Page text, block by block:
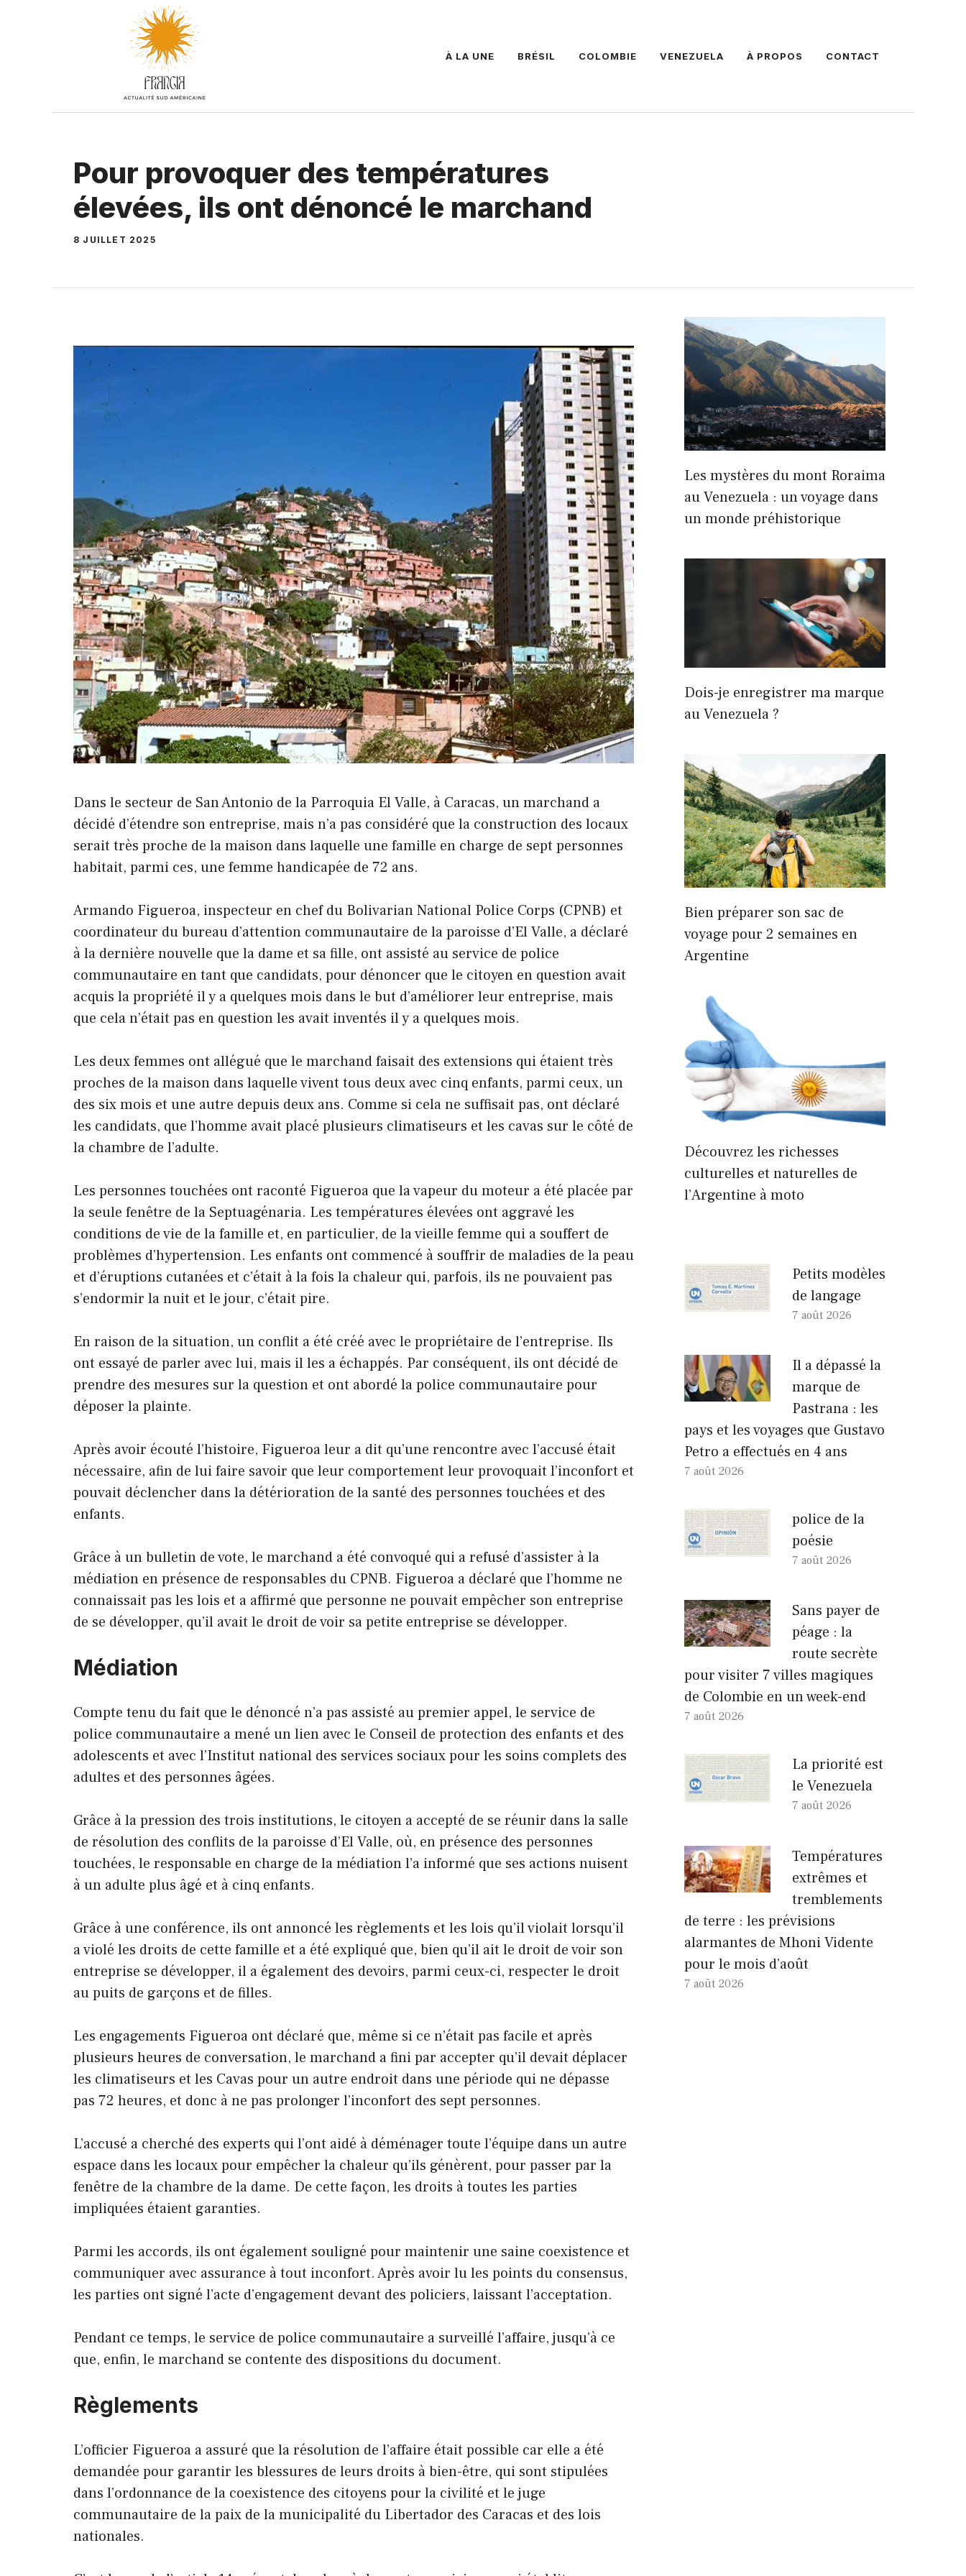
À LA UNE BRÉSIL COLOMBIE VENEZUELA À PROPOS CONTACT
Pour provoquer des températures
élevées, ils ont dénoncé le marchand
8 JUILLET 2025
Dans le secteur de San Antonio de la Parroquia El Valle, à Caracas, un marchand a
décidé d’étendre son entreprise, mais n’a pas considéré que la construction des locaux
serait très proche de la maison dans laquelle une famille en charge de sept personnes
habitait, parmi ces, une femme handicapée de 72 ans.
Armando Figueroa, inspecteur en chef du Bolivarian National Police Corps (CPNB) et
coordinateur du bureau d’attention communautaire de la paroisse d’El Valle, a déclaré
à la dernière nouvelle que la dame et sa fille, ont assisté au service de police
communautaire en tant que candidats, pour dénoncer que le citoyen en question avait
acquis la propriété il y a quelques mois dans le but d’améliorer leur entreprise, mais
que cela n’était pas en question les avait inventés il y a quelques mois.
Les deux femmes ont allégué que le marchand faisait des extensions qui étaient très
proches de la maison dans laquelle vivent tous deux avec cinq enfants, parmi ceux, un
des six mois et une autre depuis deux ans. Comme si cela ne suffisait pas, ont déclaré
les candidats, que l’homme avait placé plusieurs climatiseurs et les cavas sur le côté de
la chambre de l’adulte.
Les personnes touchées ont raconté Figueroa que la vapeur du moteur a été placée par
la seule fenêtre de la Septuagénaria. Les températures élevées ont aggravé les
conditions de vie de la famille et, en particulier, de la vieille femme qui a souffert de
problèmes d’hypertension. Les enfants ont commencé à souffrir de maladies de la peau
et d’éruptions cutanées et c’était à la fois la chaleur qui, parfois, ils ne pouvaient pas
s’endormir la nuit et le jour, c’était pire.
En raison de la situation, un conflit a été créé avec le propriétaire de l’entreprise. Ils
ont essayé de parler avec lui, mais il les a échappés. Par conséquent, ils ont décidé de
prendre des mesures sur la question et ont abordé la police communautaire pour
déposer la plainte.
Après avoir écouté l’histoire, Figueroa leur a dit qu’une rencontre avec l’accusé était
nécessaire, afin de lui faire savoir que leur comportement leur provoquait l’inconfort et
pouvait déclencher dans la détérioration de la santé des personnes touchées et des
enfants.
Grâce à un bulletin de vote, le marchand a été convoqué qui a refusé d’assister à la
médiation en présence de responsables du CPNB. Figueroa a déclaré que l’homme ne
connaissait pas les lois et a affirmé que personne ne pouvait empêcher son entreprise
de se développer, qu’il avait le droit de voir sa petite entreprise se développer.
Médiation
Compte tenu du fait que le dénoncé n’a pas assisté au premier appel, le service de
police communautaire a mené un lien avec le Conseil de protection des enfants et des
adolescents et avec l’Institut national des services sociaux pour les soins complets des
adultes et des personnes âgées.
Grâce à la pression des trois institutions, le citoyen a accepté de se réunir dans la salle
de résolution des conflits de la paroisse d’El Valle, où, en présence des personnes
touchées, le responsable en charge de la médiation l’a informé que ses actions nuisent
à un adulte plus âgé et à cinq enfants.
Grâce à une conférence, ils ont annoncé les règlements et les lois qu’il violait lorsqu’il
a violé les droits de cette famille et a été expliqué que, bien qu’il ait le droit de voir son
entreprise se développer, il a également des devoirs, parmi ceux-ci, respecter le droit
au puits de garçons et de filles.
Les engagements Figueroa ont déclaré que, même si ce n’était pas facile et après
plusieurs heures de conversation, le marchand a fini par accepter qu’il devait déplacer
les climatiseurs et les Cavas pour un autre endroit dans une période qui ne dépasse
pas 72 heures, et donc à ne pas prolonger l’inconfort des sept personnes.
L’accusé a cherché des experts qui l’ont aidé à déménager toute l’équipe dans un autre
espace dans les locaux pour empêcher la chaleur qu’ils génèrent, pour passer par la
fenêtre de la chambre de la dame. De cette façon, les droits à toutes les parties
impliquées étaient garanties.
Parmi les accords, ils ont également souligné pour maintenir une saine coexistence et
communiquer avec assurance à tout inconfort. Après avoir lu les points du consensus,
les parties ont signé l’acte d’engagement devant des policiers, laissant l’acceptation.
Pendant ce temps, le service de police communautaire a surveillé l’affaire, jusqu’à ce
que, enfin, le marchand se contente des dispositions du document.
Règlements
L’officier Figueroa a assuré que la résolution de l’affaire était possible car elle a été
demandée pour garantir les blessures de leurs droits à bien-être, qui sont stipulées
dans l’ordonnance de la coexistence des citoyens pour la civilité et le juge
communautaire de la paix de la municipalité du Libertador des Caracas et des lois
nationales.
Les mystères du mont Roraima
au Venezuela : un voyage dans
un monde préhistorique
Dois-je enregistrer ma marque
au Venezuela ?
Bien préparer son sac de
voyage pour 2 semaines en
Argentine
Découvrez les richesses
culturelles et naturelles de
l’Argentine à moto
Petits modèles
de langage
7 août 2026
Il a dépassé la
marque de
Pastrana : les
pays et les voyages que Gustavo
Petro a effectués en 4 ans
7 août 2026
police de la
poésie
7 août 2026
Sans payer de
péage : la
route secrète
pour visiter 7 villes magiques
de Colombie en un week-end
7 août 2026
La priorité est
le Venezuela
7 août 2026
Températures
extrêmes et
tremblements
de terre : les prévisions
alarmantes de Mhoni Vidente
pour le mois d’août
7 août 2026